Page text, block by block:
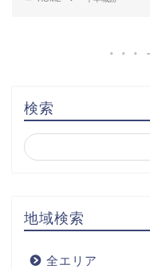
検索
地域検索
全エリア